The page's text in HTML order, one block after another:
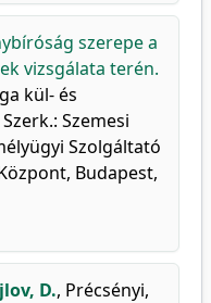
szerepe a
vizsgálata terén.
kül- és
Szemesi
Szolgáltató
Budapest,
D., Précsényi,